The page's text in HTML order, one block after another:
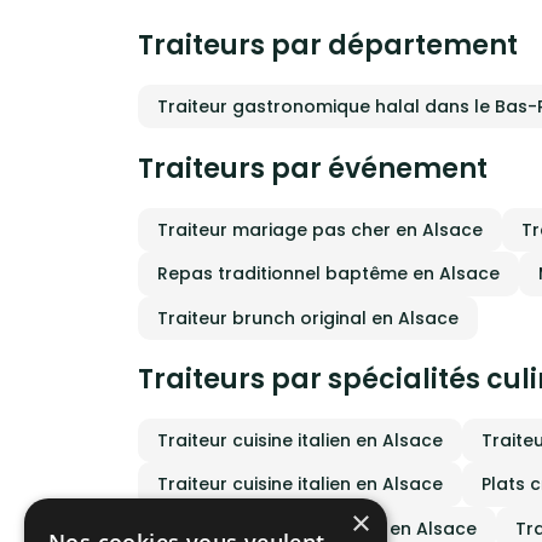
plats
Traiteurs par département
Traiteur gastronomique halal dans le Bas-
Traiteurs par événement
Traiteur mariage pas cher en Alsace
Repas traditionnel baptême en Alsace
Traiteur brunch original en Alsace
Traiteurs par spécialités
Traiteur cuisine italien en Alsace
Traiteur cuisine italien en Alsace
Plats
Traiteur vegan à domicile en Alsace
×